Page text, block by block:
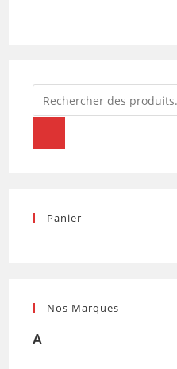
Recherche
de
Panier
Nos Marques
A